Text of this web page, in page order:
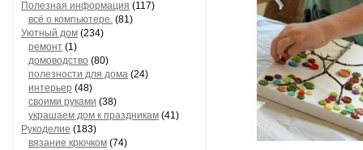
Полезная информация (117)
всё о компьютере. (81)
Уютный дом (234)
ремонт (1)
домоводство (80)
полезности для дома (24)
интерьер (48)
своими руками (38)
украшаем дом к праздникам (41)
Рукоделие (183)
вязание крючком (74)